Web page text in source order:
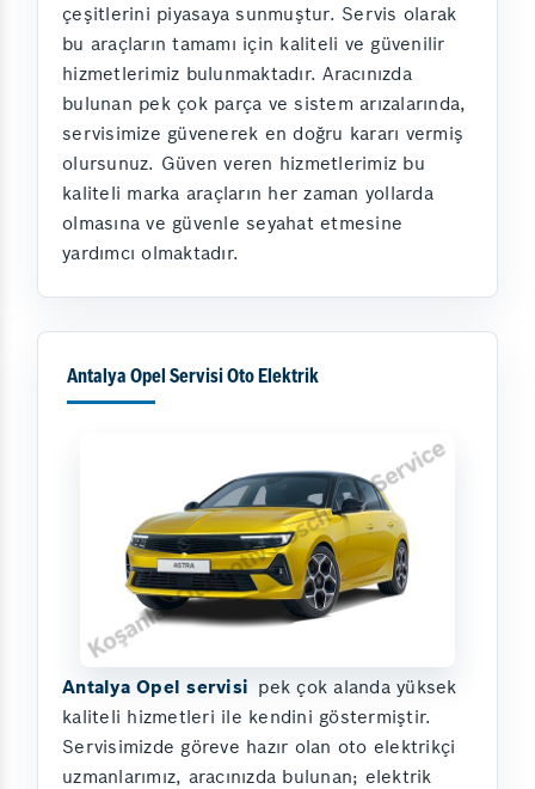
çeşitlerini piyasaya sunmuştur. Servis olarak
bu araçların tamamı için kaliteli ve güvenilir
hizmetlerimiz bulunmaktadır. Aracınızda
bulunan pek çok parça ve sistem arızalarında,
servisimize güvenerek en doğru kararı vermiş
olursunuz. Güven veren hizmetlerimiz bu
kaliteli marka araçların her zaman yollarda
olmasına ve güvenle seyahat etmesine
yardımcı olmaktadır.
Antalya Opel Servisi Oto Elektrik
Antalya Opel servisi pek çok alanda yüksek
kaliteli hizmetleri ile kendini göstermiştir.
Servisimizde göreve hazır olan oto elektrikçi
uzmanlarımız, aracınızda bulunan; elektrik